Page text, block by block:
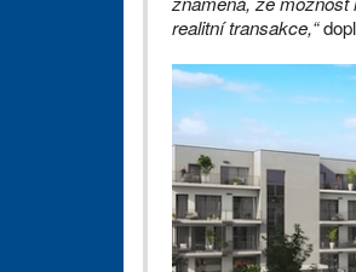
realitní transakce,“